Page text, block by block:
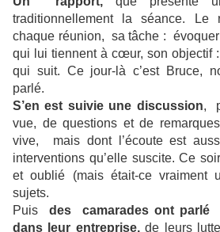
traditionnellement la séance. Le
chaque réunion, sa tâche :
qui lui tiennent à cœur, son objectif
qui suit. Ce jour-là c’est Bruce,
parlé.
S’en est suivie une discussion,
vue, de questions et de
vive, mais dont l’écoute est
interventions qu’elle suscite. Ce
et oublié (mais était-ce vraiment
sujets.
Puis des camarades ont parlé
dans leur entreprise,de leurs